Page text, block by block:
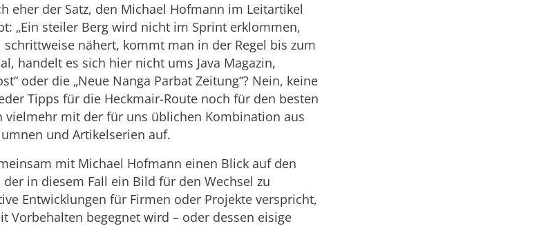
eher der Satz, den Michael Hofmann im Leitartikel
„Ein steiler Berg wird nicht im Sprint erklommen,
nähert, kommt man in der Regel bis zum
handelt es sich hier nicht ums Java Magazin,
oder die „Neue Nanga Parbat Zeitung“? Nein, keine
Tipps für die Heckmair-Route noch für den besten
vielmehr mit der für uns üblichen Kombination aus
und Artikelserien auf.
mit Michael Hofmann einen Blick auf den
in diesem Fall ein Bild für den Wechsel zu
Entwicklungen für Firmen oder Projekte verspricht,
Vorbehalten begegnet wird – oder dessen eisige